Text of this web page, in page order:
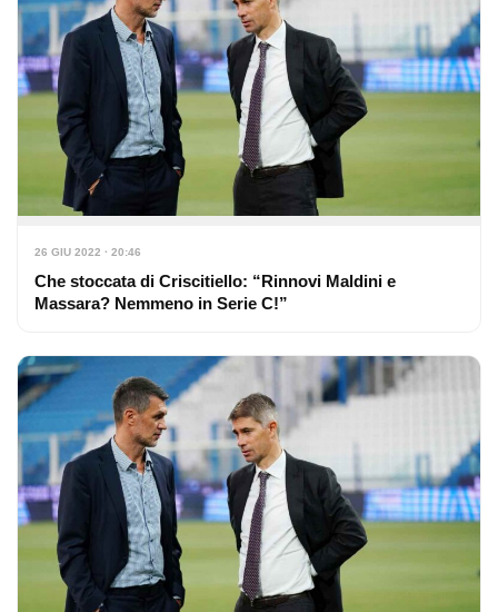
26 GIU 2022 · 20:46
Che stoccata di Criscitiello: “Rinnovi Maldini e
Massara? Nemmeno in Serie C!”